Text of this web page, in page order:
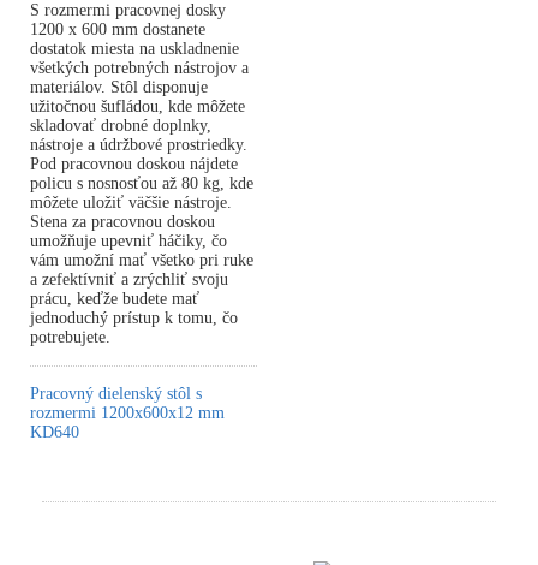
S rozmermi pracovnej dosky
1200 x 600 mm dostanete
dostatok miesta na uskladnenie
všetkých potrebných nástrojov a
materiálov. Stôl disponuje
užitočnou šufládou, kde môžete
skladovať drobné doplnky,
nástroje a údržbové prostriedky.
Pod pracovnou doskou nájdete
policu s nosnosťou až 80 kg, kde
môžete uložiť väčšie nástroje.
Stena za pracovnou doskou
umožňuje upevniť háčiky, čo
vám umožní mať všetko pri ruke
a zefektívniť a zrýchliť svoju
prácu, keďže budete mať
jednoduchý prístup k tomu, čo
potrebujete.
Pracovný dielenský stôl s
rozmermi 1200x600x12 mm
KD640